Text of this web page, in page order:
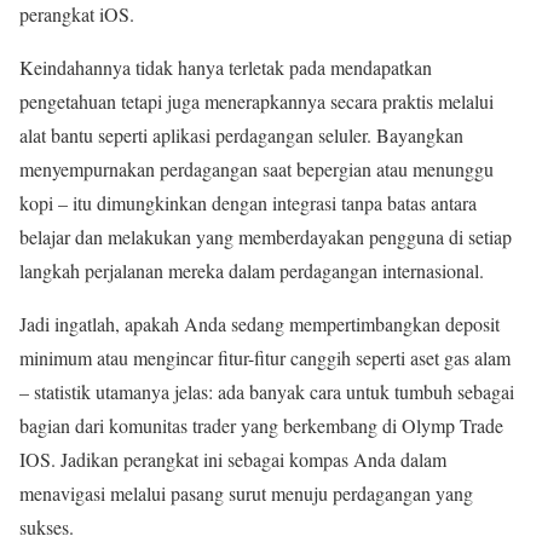
perangkat iOS.
Keindahannya tidak hanya terletak pada mendapatkan
pengetahuan tetapi juga menerapkannya secara praktis melalui
alat bantu seperti aplikasi perdagangan seluler. Bayangkan
menyempurnakan perdagangan saat bepergian atau menunggu
kopi – itu dimungkinkan dengan integrasi tanpa batas antara
belajar dan melakukan yang memberdayakan pengguna di setiap
langkah perjalanan mereka dalam perdagangan internasional.
Jadi ingatlah, apakah Anda sedang mempertimbangkan deposit
minimum atau mengincar fitur-fitur canggih seperti aset gas alam
– statistik utamanya jelas: ada banyak cara untuk tumbuh sebagai
bagian dari komunitas trader yang berkembang di Olymp Trade
IOS. Jadikan perangkat ini sebagai kompas Anda dalam
menavigasi melalui pasang surut menuju perdagangan yang
sukses.